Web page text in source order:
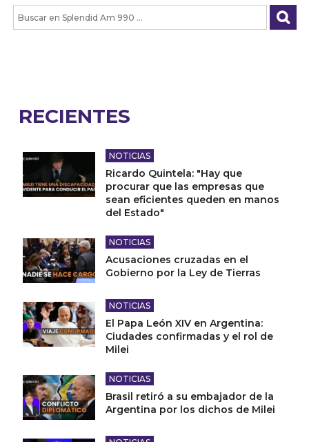
RECIENTES
NOTICIAS
Ricardo Quintela: "Hay que
procurar que las empresas que
sean eficientes queden en manos
del Estado"
NOTICIAS
Acusaciones cruzadas en el
Gobierno por la Ley de Tierras
NOTICIAS
El Papa León XIV en Argentina:
Ciudades confirmadas y el rol de
Milei
NOTICIAS
Brasil retiró a su embajador de la
Argentina por los dichos de Milei